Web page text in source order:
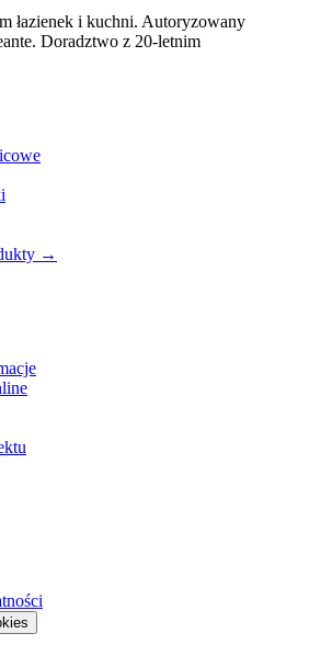
łazienek i kuchni. Autoryzowany
Doradztwo z 20-letnim
→